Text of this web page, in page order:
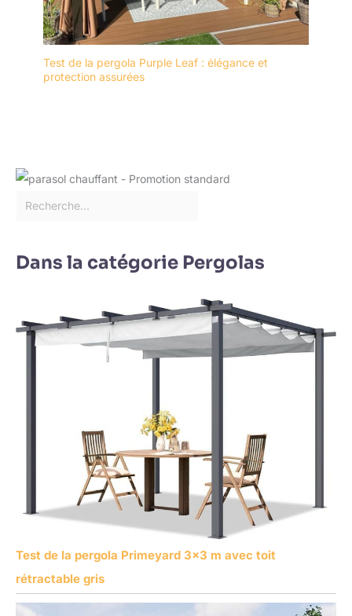
Test de la pergola Purple Leaf : élégance et
protection assurées
Dans la catégorie Pergolas
Test de la pergola Primeyard 3×3 m avec toit
rétractable gris